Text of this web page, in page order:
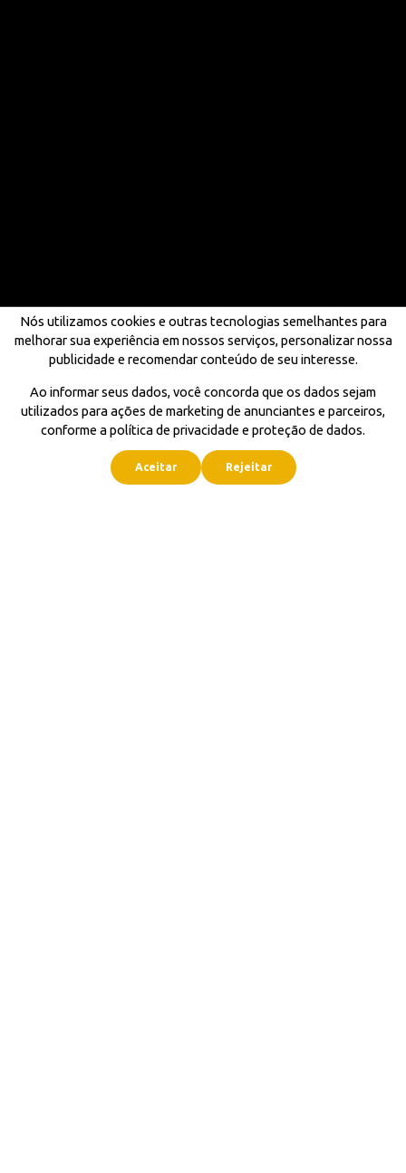
Nós utilizamos cookies e outras tecnologias semelhantes para
melhorar sua experiência em nossos serviços, personalizar nossa
publicidade e recomendar conteúdo de seu interesse.
Ao informar seus dados, você concorda que os dados sejam
utilizados para ações de marketing de anunciantes e parceiros,
conforme a política de privacidade e proteção de dados.
Aceitar Rejeitar